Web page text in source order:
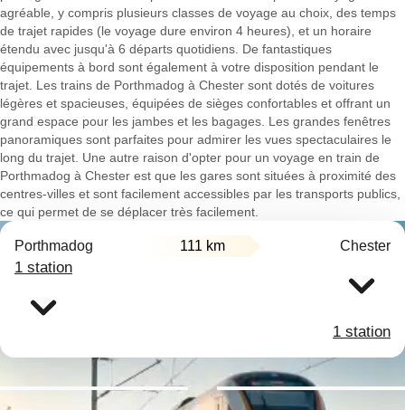
agréable, y compris plusieurs classes de voyage au choix, des temps
de trajet rapides (le voyage dure environ 4 heures), et un horaire
étendu avec jusqu'à 6 départs quotidiens. De fantastiques
équipements à bord sont également à votre disposition pendant le
trajet. Les trains de Porthmadog à Chester sont dotés de voitures
légères et spacieuses, équipées de sièges confortables et offrant un
grand espace pour les jambes et les bagages. Les grandes fenêtres
panoramiques sont parfaites pour admirer les vues spectaculaires le
long du trajet. Une autre raison d'opter pour un voyage en train de
Porthmadog à Chester est que les gares sont situées à proximité des
centres-villes et sont facilement accessibles par les transports publics,
ce qui permet de se déplacer très facilement.
Porthmadog 111 km Chester
1 station
1 station